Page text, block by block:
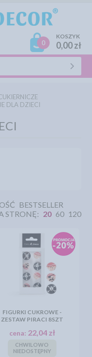
0
KOSZYK
0,00 zł
DLA DZIECI
BESTSELLER
STRONĘ: 20 60 120
FIGURKI CUKROWE -
ZESTAW PIRACI 8SZT
cena: 22,04 zł
CHWILOWO
NIEDOSTĘPNY